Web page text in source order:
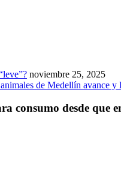
noviembre 25, 2025
de Medellín avance y
consumo desde que